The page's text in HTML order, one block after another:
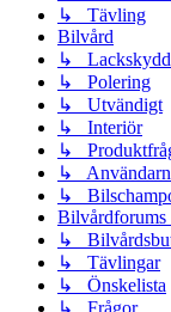
↳ Tävling
Bilvård
↳ Lackskydd
↳ Polering
↳ Utvändigt
↳ Interiör
↳
↳
↳
Bilvårdforums
↳
↳ Tävlingar
↳ Önskelista